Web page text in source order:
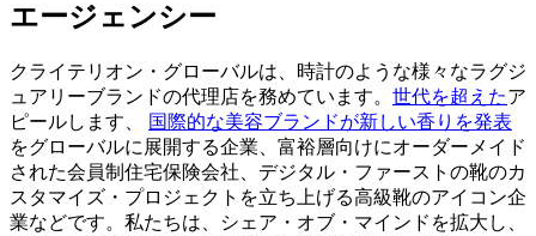
エージェンシー
クライテリオン・グローバルは、時計のような様々なラグジ
ュアリーブランドの代理店を務めています。 世代を超えたア
ピールします、
国際的な美容ブランドが新しい香りを発表
をグローバルに展開する企業、富裕層向けにオーダーメイド
された会員制住宅保険会社、デジタル・ファーストの靴のカ
スタマイズ・プロジェクトを立ち上げる高級靴のアイコン企
業などです。私たちは、シェア・オブ・マインドを拡大し、